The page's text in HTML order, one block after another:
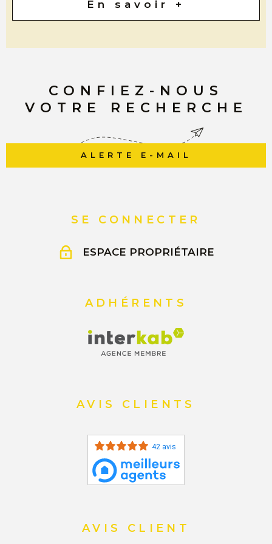
En savoir +
CONFIEZ-NOUS
VOTRE RECHERCHE
ALERTE E-MAIL
SE CONNECTER
ESPACE PROPRIÉTAIRE
ADHÉRENTS
AVIS CLIENTS
42 avis
AVIS CLIENT